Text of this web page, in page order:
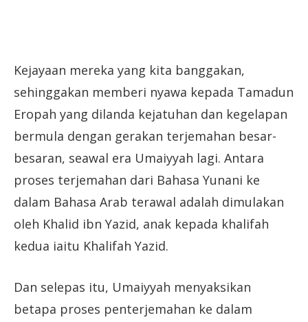
Kejayaan mereka yang kita banggakan,
sehinggakan memberi nyawa kepada Tamadun
Eropah yang dilanda kejatuhan dan kegelapan
bermula dengan gerakan terjemahan besar-
besaran, seawal era Umaiyyah lagi. Antara
proses terjemahan dari Bahasa Yunani ke
dalam Bahasa Arab terawal adalah dimulakan
oleh Khalid ibn Yazid, anak kepada khalifah
kedua iaitu Khalifah Yazid.
Dan selepas itu, Umaiyyah menyaksikan
betapa proses penterjemahan ke dalam